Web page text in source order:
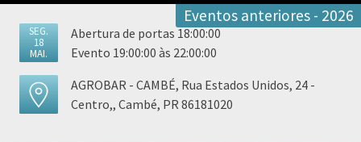
Eventos anteriores - 2026
SEG.
18
MAI.
Abertura de portas 18:00:00
Evento 19:00:00 às 22:00:00
AGROBAR - CAMBÉ, Rua Estados Unidos, 24 -
Centro,, Cambé, PR 86181020